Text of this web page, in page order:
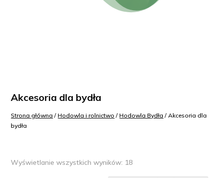
Akcesoria dla bydła
Strona główna /Hodowla i rolnictwo /Hodowla Bydła / Akcesoria dla
bydła
Wyświetlanie wszystkich wyników: 18Posortowane